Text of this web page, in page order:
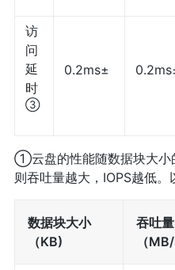
访
问
延
时
③
0.2ms±
①云盘的性能随数据块大小
则吞吐量越大，IOPS越低。
数据块大小
（KB)
吞吐量
（